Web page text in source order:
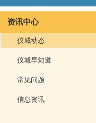
资讯中心
仪城动态
仪城早知道
常见问题
信息资讯